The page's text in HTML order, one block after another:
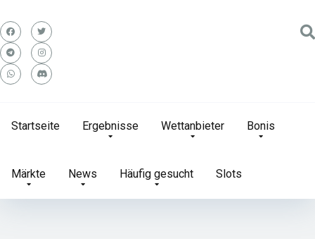
Startseite Ergebnisse Wettanbieter Bonis
Märkte News Häufig gesucht Slots